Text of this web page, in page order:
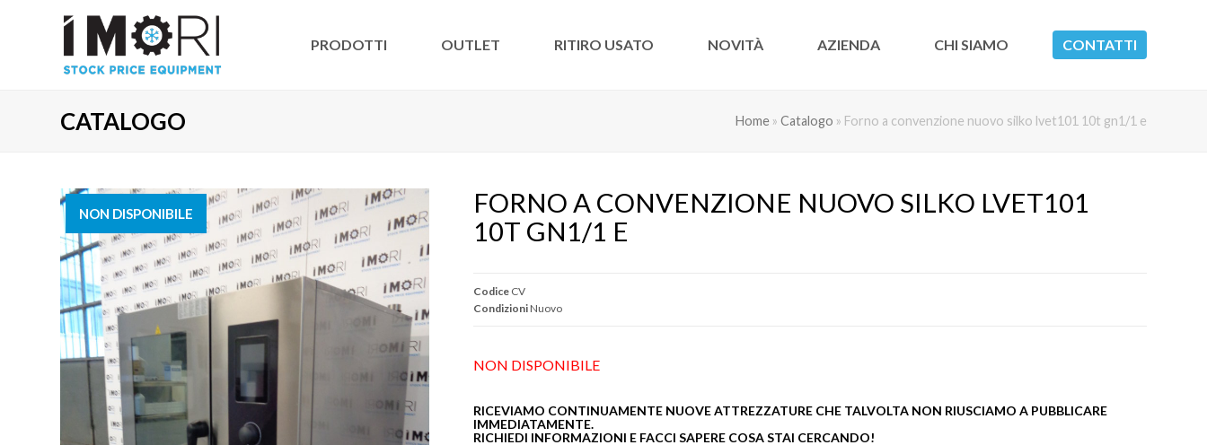
PRODOTTI OUTLET RITIRO USATO NOVITÀ AZIENDA CHI SIAMO CONTATTI
CATALOGO Home» Catalogo » Forno a convenzione nuovo silko lvet101 10t gn1/1 e
VENDUTO
NON DISPONIBILE
FORNO A CONVENZIONE NUOVO SILKO LVET101
10T GN1/1 E
CodiceCV
CondizioniNuovo
NON DISPONIBILE
RICEVIAMO CONTINUAMENTE NUOVE ATTREZZATURE CHE TALVOLTA NON RIUSCIAMO A PUBBLICARE
IMMEDIATAMENTE.
RICHIEDI INFORMAZIONI E FACCI SAPERE COSA STAI CERCANDO!